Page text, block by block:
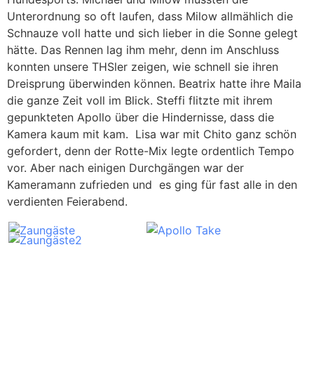
Unterordnung so oft laufen, dass Milow allmählich die
Schnauze voll hatte und sich lieber in die Sonne gelegt
hätte. Das Rennen lag ihm mehr, denn im Anschluss
konnten unsere THSler zeigen, wie schnell sie ihren
Dreisprung überwinden können. Beatrix hatte ihre Maila
die ganze Zeit voll im Blick. Steffi flitzte mit ihrem
gepunkteten Apollo über die Hindernisse, dass die
Kamera kaum mit kam. Lisa war mit Chito ganz schön
gefordert, denn der Rotte-Mix legte ordentlich Tempo
vor. Aber nach einigen Durchgängen war der
Kameramann zufrieden und es ging für fast alle in den
verdienten Feierabend.